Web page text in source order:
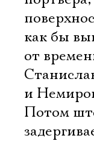
как бы
от
и
Потом